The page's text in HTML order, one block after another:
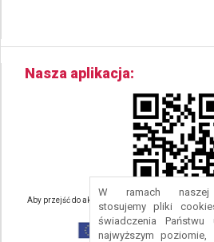
W ramach naszej
stosujemy pliki
świadczenia Państwu
najwyższym
Nasza aplikacja
Aby przejść do aktualności związanych z turystyką
Strefa Turysty - Gmina